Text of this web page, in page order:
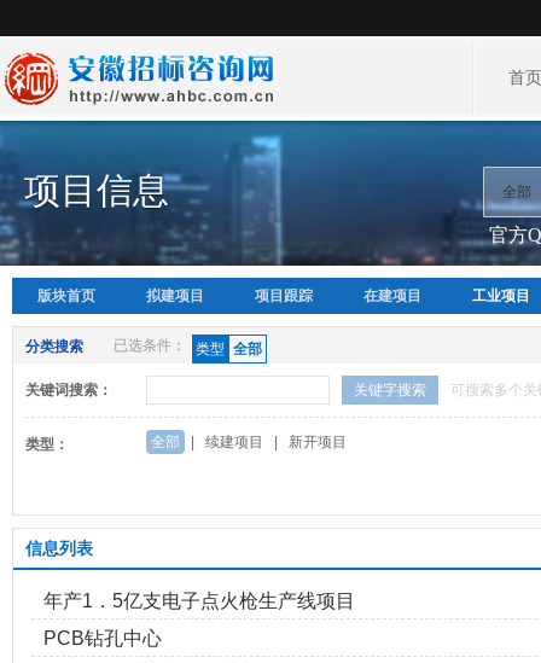
首
项目信息 全部
官方
版块首页 拟建项目 项目跟踪 在建项目 工业项目
分类搜索 已选条件： 类型 全部
关键词搜索： 关键字搜索 可搜索多个
类型： 全部 续建项目 新开项目
信息列表
年产1．5亿支电子点火枪生产线项目
PCB钻孔中心